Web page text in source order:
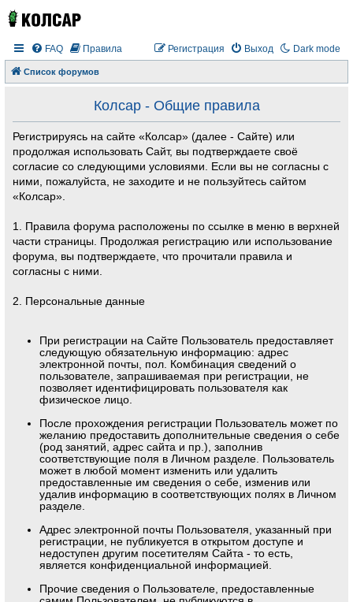
Dark mode
FAQ Правила Выход
Регистрация
Список форумов
Колсар - Общие правила
Регистрируясь на сайте «Колсар» (далее - Сайте) или
продолжая использовать Сайт, вы подтверждаете своё
согласие со следующими условиями. Если вы не согласны с
ними, пожалуйста, не заходите и не пользуйтесь сайтом
«Колсар».
1. Правила форума расположены по ссылке в меню в верхней
части страницы. Продолжая регистрацию или использование
форума, вы подтверждаете, что прочитали правила и
согласны с ними.
2. Персональные данные
При регистрации на Сайте Пользователь предоставляет
следующую обязательную информацию: адрес
электронной почты, пол. Комбинация сведений о
пользователе, запрашиваемая при регистрации, не
позволяет идентифицировать пользователя как
физическое лицо.
После прохождения регистрации Пользователь может по
желанию предоставить дополнительные сведения о себе
(род занятий, адрес сайта и пр.), заполнив
соответствующие поля в Личном разделе. Пользователь
может в любой момент изменить или удалить
предоставленные им сведения о себе, изменив или
удалив информацию в соответствующих полях в Личном
разделе.
Адрес электронной почты Пользователя, указанный при
регистрации, не публикуется в открытом доступе и
недоступен другим посетителям Сайта - то есть,
является конфиденциальной информацией.
Прочие сведения о Пользователе, предоставленные